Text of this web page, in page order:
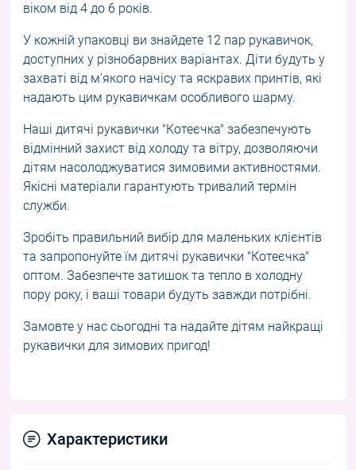
віком від 4 до 6 років.
У кожній упаковці ви знайдете 12 пар рукавичок,
доступних у різнобарвних варіантах. Діти будуть у
захваті від м'якого начісу та яскравих принтів, які
надають цим рукавичкам особливого шарму.
Наші дитячі рукавички "Котеєчка" забезпечують
відмінний захист від холоду та вітру, дозволяючи
дітям насолоджуватися зимовими активностями.
Якісні матеріали гарантують тривалий термін
служби.
Зробіть правильний вибір для маленьких клієнтів
та запропонуйте їм дитячі рукавички "Котеєчка"
оптом. Забезпечте затишок та тепло в холодну
пору року, і ваші товари будуть завжди потрібні.
Замовте у нас сьогодні та надайте дітям найкращі
рукавички для зимових пригод!
Характеристики